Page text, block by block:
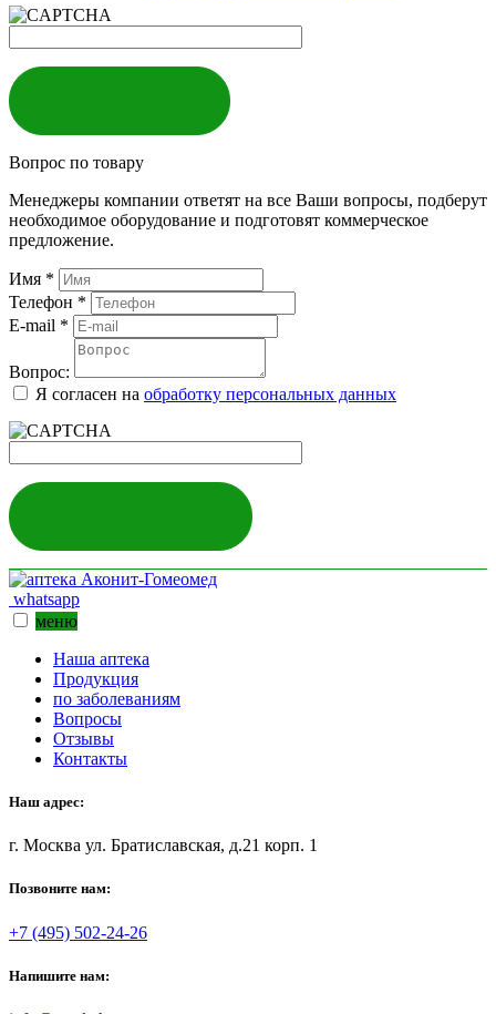
Вопрос по товару
Менеджеры компании ответят на все Ваши вопросы, подберут
необходимое оборудование и подготовят коммерческое
предложение.
Имя *
Телефон *
E-mail *
Вопрос:
Я согласен на обработку персональных данных
whatsapp
меню
Наша аптека
Продукция
по заболеваниям
Вопросы
Отзывы
Контакты
Наш адрес:
г. Москва ул. Братиславская, д.21 корп. 1
Позвоните нам:
+7 (495) 502-24-26
Напишите нам: